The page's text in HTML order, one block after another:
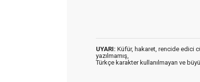
UYARI: Küfür, hakaret, rencide edici
yazılmamış,
Türkçe karakter kullanılmayan ve